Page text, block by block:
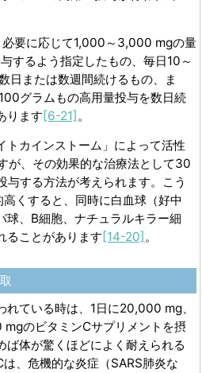
必要に応じて1,000～3,000 mgの量
するよう指定したもの、毎日10～
日または数週間続けるもの、ま
グラムもの高用量投与を数日続
ります [6-21] 。
トカインストーム」によって活性
が、その効果的な治療法として30
与する方法が考えられます。こう
くすると、同時に白血球（好中
球、B細胞、ナチュラルキラー細
ることがあります [14-20] 。
れている時は、1日に20,000 mg、
のビタミンCサプリメントを摂
ば体が驚くほどによく耐えられる
、危機的な炎症（SARS肺炎な